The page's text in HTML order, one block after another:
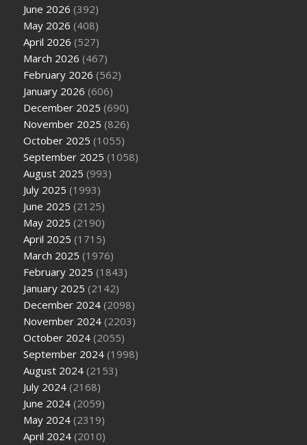
June 2026 (392)
May 2026 (408)
April 2026 (527)
March 2026 (467)
February 2026 (562)
January 2026 (606)
December 2025 (690)
November 2025 (826)
October 2025 (1055)
September 2025 (1058)
August 2025 (993)
July 2025 (1993)
June 2025 (2125)
May 2025 (2190)
April 2025 (1715)
March 2025 (1976)
February 2025 (1843)
January 2025 (2142)
December 2024 (2098)
November 2024 (2203)
October 2024 (2055)
September 2024 (1998)
August 2024 (2153)
July 2024 (2168)
June 2024 (2059)
May 2024 (2319)
April 2024 (2010)